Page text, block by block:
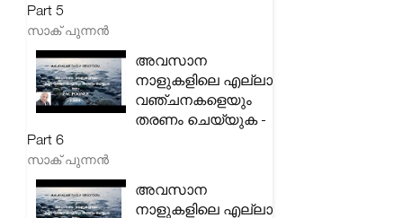
Part 5
സാക് പുന്നൻ
അവസാന
നാളുകളിലെ എല്ലാ
വഞ്ചനകളെയും
തരണം ചെയ്യുക -
Part 6
സാക് പുന്നൻ
അവസാന
നാളുകളിലെ എല്ലാ